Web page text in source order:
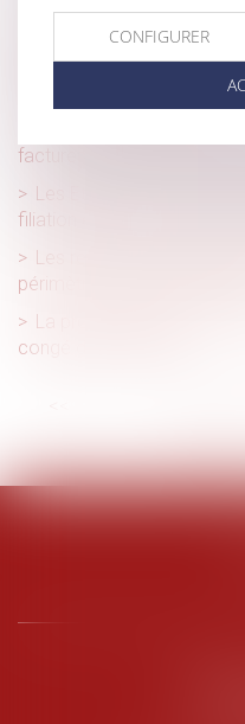
Congés pour
parents d’enfants qui
factures déduisant la
Les Etats de l’UE
filiation entre un couple
Les recherches du
périmètre défini par les
La protection absolue
congé de maternité
185
CONFIGURER